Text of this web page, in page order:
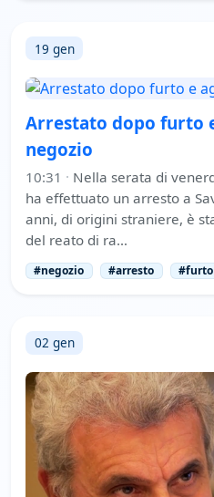
19 gen
Arrestato dopo furto
negozio
10:31 · Nella serata di
ha effettuato un arresto a
anni, di origini straniere, è
del reato di ra…
#negozio #arresto #furto
02 gen